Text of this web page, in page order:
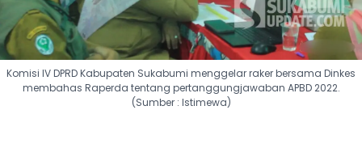
Komisi IV DPRD Kabupaten Sukabumi menggelar raker bersama Dinkes
membahas Raperda tentang pertanggungjawaban APBD 2022.
(Sumber : Istimewa)